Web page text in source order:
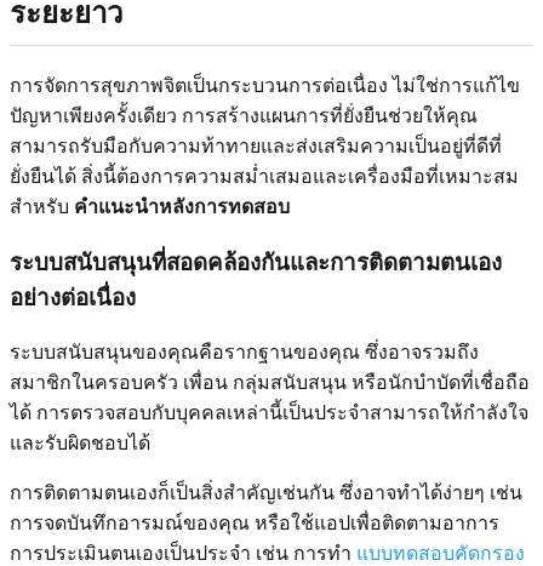
ระยะยาว
การจัดการสุขภาพจิตเป็นกระบวนการต่อเนื่อง ไม่ใช่การแก้ไข
ปัญหาเพียงครั้งเดียว การสร้างแผนการที่ยั่งยืนช่วยให้คุณ
สามารถรับมือกับความท้าทายและส่งเสริมความเป็นอยู่ที่ดีที่
ยั่งยืนได้ สิ่งนี้ต้องการความสม่ำเสมอและเครื่องมือที่เหมาะสม
สำหรับ คำแนะนำหลังการทดสอบ
ระบบสนับสนุนที่สอดคล้องกันและการติดตามตนเอง
อย่างต่อเนื่อง
ระบบสนับสนุนของคุณคือรากฐานของคุณ ซึ่งอาจรวมถึง
สมาชิกในครอบครัว เพื่อน กลุ่มสนับสนุน หรือนักบำบัดที่เชื่อถือ
ได้ การตรวจสอบกับบุคคลเหล่านี้เป็นประจำสามารถให้กำลังใจ
และรับผิดชอบได้
การติดตามตนเองก็เป็นสิ่งสำคัญเช่นกัน ซึ่งอาจทำได้ง่ายๆ เช่น
การจดบันทึกอารมณ์ของคุณ หรือใช้แอปเพื่อติดตามอาการ
การประเมินตนเองเป็นประจำ เช่น การทำ แบบทดสอบคัดกรอง